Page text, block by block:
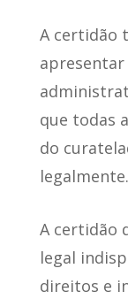
A certidão
apresentar
que todas
do
legalmente.
A certidão
legal
direitos e